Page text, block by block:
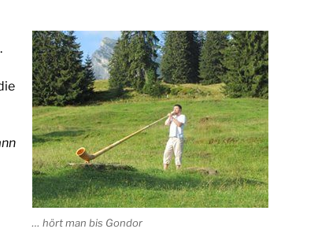
… hört man bis Gondor